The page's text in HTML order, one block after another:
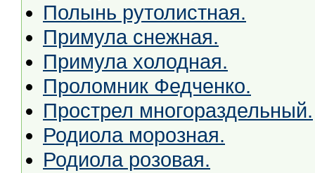
Полынь рутолистная.
Примула снежная.
Примула холодная.
Проломник Федченко.
Прострел многораздельный.
Родиола морозная.
Родиола розовая.